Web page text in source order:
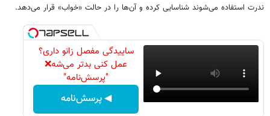
ندرت استفاده می‌شوند شناسایی کرده و آن‌ها را در حالت «خواب» قرار می‌دهد.
ساییدگی مفصل زانو داری؟
عمل کنی بدتر می‌شه❌
"پرسش‌نامه"
◀ پرسش‌نامه